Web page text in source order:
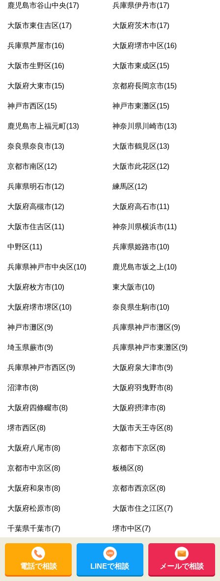
鹿児島市谷山中央(17) 兵庫県伊丹市(17)
大阪市東住吉区(17) 大阪府茨木市(17)
兵庫県芦屋市(16) 大阪府堺市中区(16)
大阪市生野区(16) 大阪市東成区(15)
大阪府大東市(15) 京都府長岡京市(15)
神戸市西区(15) 神戸市東灘区(15)
鹿児島市上福元町(13) 神奈川県川崎市(13)
奈良県奈良市(13) 大阪市鶴見区(13)
京都市南区(12) 大阪市此花区(12)
兵庫県明石市(12) 練馬区(12)
大阪府高槻市(12) 大阪府高石市(11)
大阪市住吉区(11) 神奈川県横浜市(11)
中野区(11) 兵庫県姫路市(10)
兵庫県神戸市中央区(10) 鹿児島市坂之上(10)
大阪府枚方市(10) 東大阪市(10)
大阪府堺市堺区(10) 奈良県生駒市(10)
神戸市灘区(9) 兵庫県神戸市灘区(9)
埼玉県蕨市(9) 兵庫県神戸市東灘区(9)
兵庫県神戸市西区(9) 大阪府泉大津市(9)
沼津市(8) 大阪府羽曳野市(8)
大阪府四條畷市(8) 大阪府摂津市(8)
堺市西区(8) 大阪市天王寺区(8)
大阪府八尾市(8) 京都市下京区(8)
京都市中京区(8) 板橋区(8)
大阪府和泉市(8) 京都市西京区(8)
大阪府松原市(8) 大阪市住之江区(7)
千葉県千葉市(7) 堺市中区(7)
大阪市西成区(7) 豊島区(7)
東京都江東区(7) 熊本県荒尾市(7)
電話で相談 LINEで相談 メールで相談